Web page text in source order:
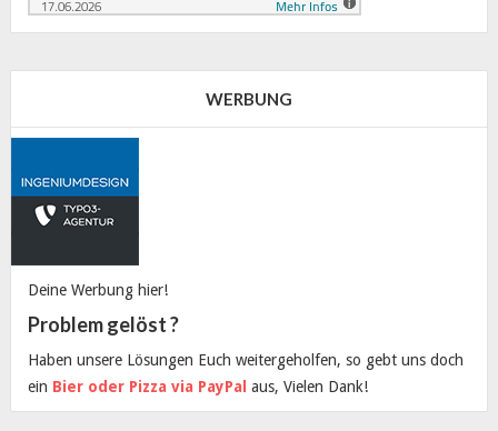
WERBUNG
Deine Werbung hier!
Problem gelöst ?
Haben unsere Lösungen Euch weitergeholfen, so gebt uns doch
ein Bier oder Pizza via PayPal aus, Vielen Dank!